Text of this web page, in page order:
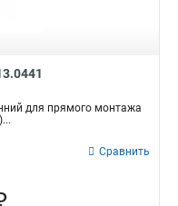
для прямого монтажа
Сравнить